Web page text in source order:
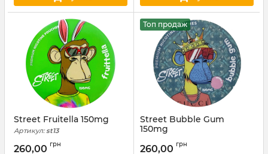
Street Fruitella 150mg
Артикул:st13
260,00 грн
Топ продаж
Street Bubble Gum
150mg
260,00 грн